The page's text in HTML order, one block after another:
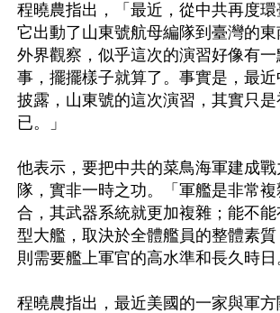
程曉農指出，「最近，從中共再度環
它出動了山東號航母編隊到臺灣的東
外界觀察，似乎這次的演習好像有
事，擺擺樣子就算了。事實是，最
披露，山東號的這次演習，其實只
已。」
他表示，要把中共的菜鳥海軍建成
隊，實非一時之功。「軍艦是非常複
合，其武器系統就更加複雜；能不
型大艦，取決於全體艦員的整體素
則需要艦上軍官的高水準和長久時日
程曉農指出，最近美國的一家與軍